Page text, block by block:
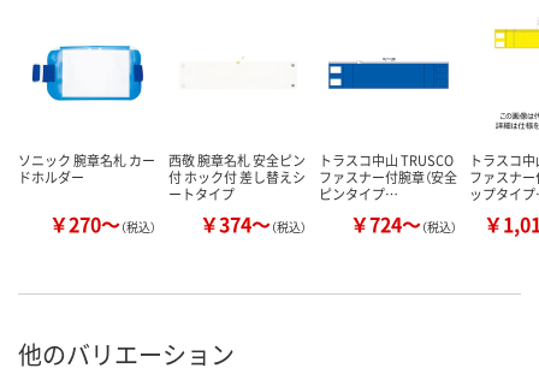
ソニック 腕章名札 カー
ドホルダー
￥270～（税込）
西敬 腕章名札 安全ピン
付 ホック付 差し替えシ
ートタイプ
￥374～（税込）
トラスコ中山 TRUSCO
ファスナー付腕章（安全
ピンタイプ…
￥724～（税込）
トラスコ
ファスナー
ップタイ
￥
他のバリエーション